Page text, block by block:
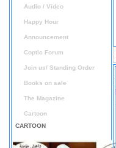
Audio / Video
Happy Hour
Announcement
Coptic Forum
Join us/ Standing Order
Books on sale
The Magazine
Cartoon
CARTOON